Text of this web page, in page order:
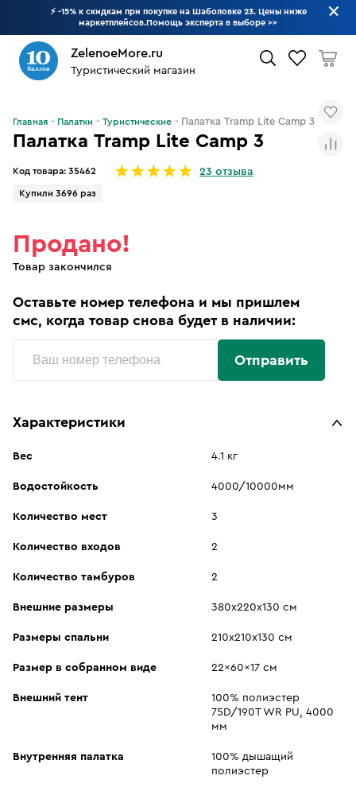
⚡ -15% к скидкам при покупке на Шаболовке 23. Цены ниже
маркетплейсов.Помощь эксперта в выборе >>
ZelenoeMore.ru
Туристический магазин
Палатка Tramp Lite Camp 3
Код товара: 35462 23 отзыва
Купили 3696 раз
Главная Палатки Туристические Палатка Tramp Lite Camp 3
Продано!
Товар закончился
Оставьте номер телефона и мы пришлем
смс, когда товар снова будет в наличии:
Отправить
Характеристики
Вес 4.1 кг
Водостойкость 4000/10000мм
Количество мест 3
Количество входов 2
Количество тамбуров 2
Внешние размеры 380х220х130 см
Размеры спальни 210х210х130 см
Размер в собранном виде 22x60x17 см
Внешний тент
100% полиэстер
75D/190T WR PU, 4000
мм
Внутренняя палатка
100% дышащий
полиэстер